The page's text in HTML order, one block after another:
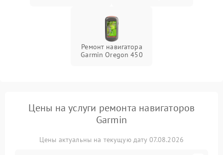
Ремонт навигатора
Garmin Oregon 450
Цены на услуги ремонта навигаторов
Garmin
Цены актуальны на текущую дату 07.08.2026